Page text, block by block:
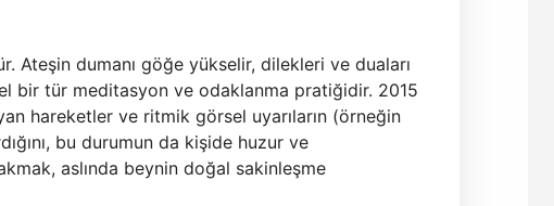
Ateşin dumanı göğe yükselir, dilekleri ve duaları
bir tür meditasyon ve odaklanma pratiğidir. 2015
hareketler ve ritmik görsel uyarıların (örneğin
bu durumun da kişide huzur ve
aslında beynin doğal sakinleşme